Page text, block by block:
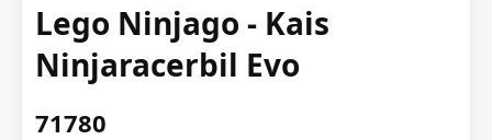
Lego Ninjago - Kais
Ninjaracerbil Evo
71780